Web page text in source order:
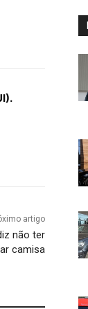
artigo
não ter
camisa